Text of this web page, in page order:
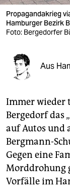
veranstaltungen
shop
fragen & hilfe
unterstützen
genossenschaft
epaper login
Propagandakrieg
Hamburger Bezirk
Foto: Bergedorfer
Aus
Immer wieder
Bergedorf das
auf Autos und
Bergmann-
Gegen eine
Morddrohung
Vorfälle im